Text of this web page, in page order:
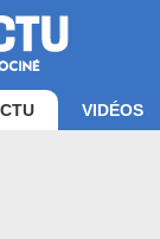
VIDÉOS